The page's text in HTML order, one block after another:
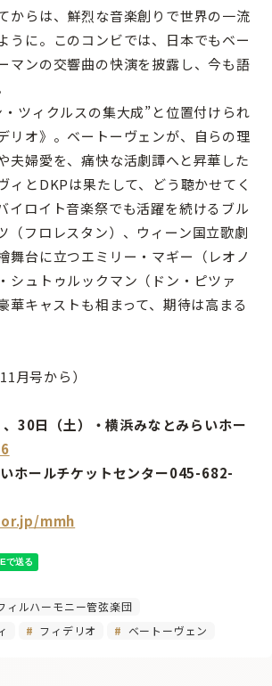
からは、鮮烈な音楽創りで世界の一流
うに。このコンビでは、日本でもベー
マンの交響曲の快演を披露し、今も語
ツィクルスの集大成”と位置付けられ
リオ》。ベートーヴェンが、自らの理
夫婦愛を、痛快な活劇譚へと昇華した
ィとDKPは果たして、どう聴かせてく
イロイト音楽祭でも活躍を続けるブル
（フロレスタン）、ウィーン国立歌劇
舞台に立つエミリー・マギー（レオノ
シュトゥルックマン（ドン・ピツァ
華キャストも相まって、期待は高まる
月号から）
30日（土）・横浜みなとみらいホー
ホールチケットセンター045-682-
mmh
ィルハーモニー管弦楽団
フィデリオ ベートーヴェン